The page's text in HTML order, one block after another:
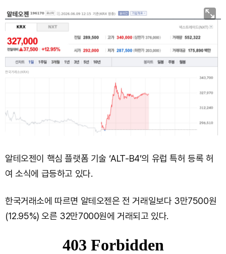
알테오젠이 핵심 플랫폼 기술 ‘ALT-B4’의 유럽 특허 등록 허
여 소식에 급등하고 있다.
한국거래소에 따르면 알테오젠은 전 거래일보다 3만7500원
(12.95%) 오른 32만7000원에 거래되고 있다.